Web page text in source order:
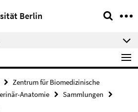
Berlin
Zentrum für Biomedizinische
Anatomie
Sammlungen